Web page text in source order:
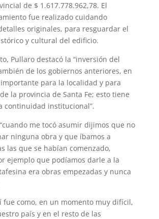
e
r
e
s
t
b
o
o
k
l
e
de $ 1.617.778.962,78. El
fue realizado cuidando
originales, para resguardar el
y cultural del edificio.
Pullaro destacó la “inversión del
de los gobiernos anteriores, en
para la localidad y para
la provincia de Santa Fe; esto tiene
continuidad institucional”.
me tocó asumir dijimos que no
ninguna obra y que íbamos a
las que se habían comenzado,
ejemplo que podíamos darle a la
era obras empezadas y nunca
fue como, en un momento muy difícil,
país y en el resto de las